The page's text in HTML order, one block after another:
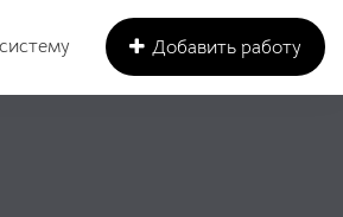
Добавить работу